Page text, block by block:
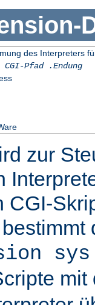
-
des Interpreters
CGI-Pfad
.Endung
zur
CGI-